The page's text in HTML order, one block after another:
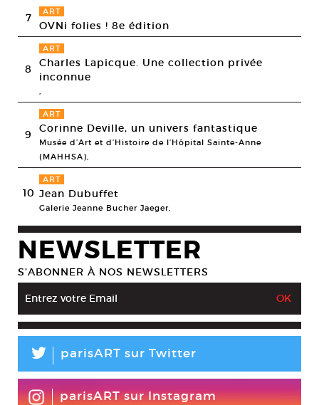
7 ART
OVNi folies ! 8e édition
8
ART
Charles Lapicque. Une collection privée
inconnue
,
9
ART
Corinne Deville, un univers fantastique
Musée d’Art et d’Histoire de l’Hôpital Sainte-Anne
(MAHHSA),
10
ART
Jean Dubuffet
Galerie Jeanne Bucher Jaeger,
NEWSLETTER
S’ABONNER À NOS NEWSLETTERS
L parisART sur Twitter
parisART sur Instagram